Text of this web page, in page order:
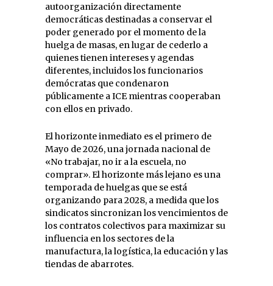
autoorganización directamente
democráticas destinadas a conservar el
poder generado por el momento de la
huelga de masas, en lugar de cederlo a
quienes tienen intereses y agendas
diferentes, incluidos los funcionarios
demócratas que condenaron
públicamente a ICE mientras cooperaban
con ellos en privado.
El horizonte inmediato es el primero de
Mayo de 2026, una jornada nacional de
«No trabajar, no ir a la escuela, no
comprar». El horizonte más lejano es una
temporada de huelgas que se está
organizando para 2028, a medida que los
sindicatos sincronizan los vencimientos de
los contratos colectivos para maximizar su
influencia en los sectores de la
manufactura, la logística, la educación y las
tiendas de abarrotes.